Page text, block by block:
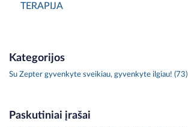
TERAPIJA
Kategorijos
Su Zepter gyvenkyte sveikiau, gyvenkyte ilgiau! (73)
Paskutiniai įrašai